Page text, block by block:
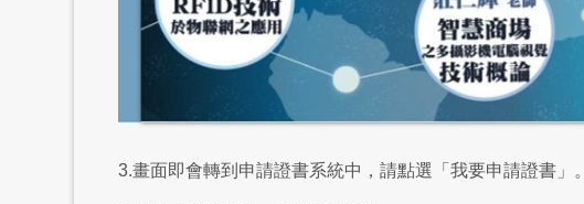
3.畫面即會轉到申請證書系統中，請點選「我要申請證書」。